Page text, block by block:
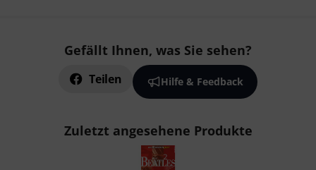
Gefällt Ihnen, was Sie sehen?
Teilen Hilfe & Feedback
Zuletzt angesehene Produkte